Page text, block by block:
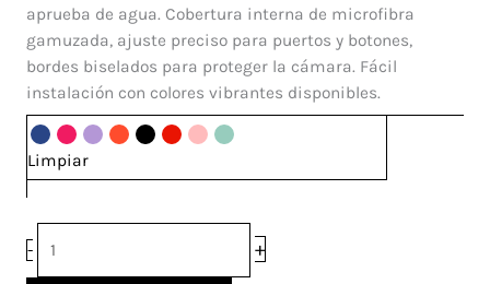
aprueba de agua. Cobertura interna de microfibra
gamuzada, ajuste preciso para puertos y botones,
bordes biselados para proteger la cámara. Fácil
instalación con colores vibrantes disponibles.
Limpiar
-
10T
Lite
5G
cantidad
+